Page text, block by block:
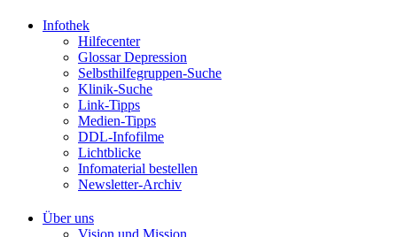
Infothek
Hilfecenter
Glossar Depression
Selbsthilfegruppen-Suche
Klinik-Suche
Link-Tipps
Medien-Tipps
DDL-Infofilme
Lichtblicke
Infomaterial bestellen
Newsletter-Archiv
Über uns
Vision und Mission